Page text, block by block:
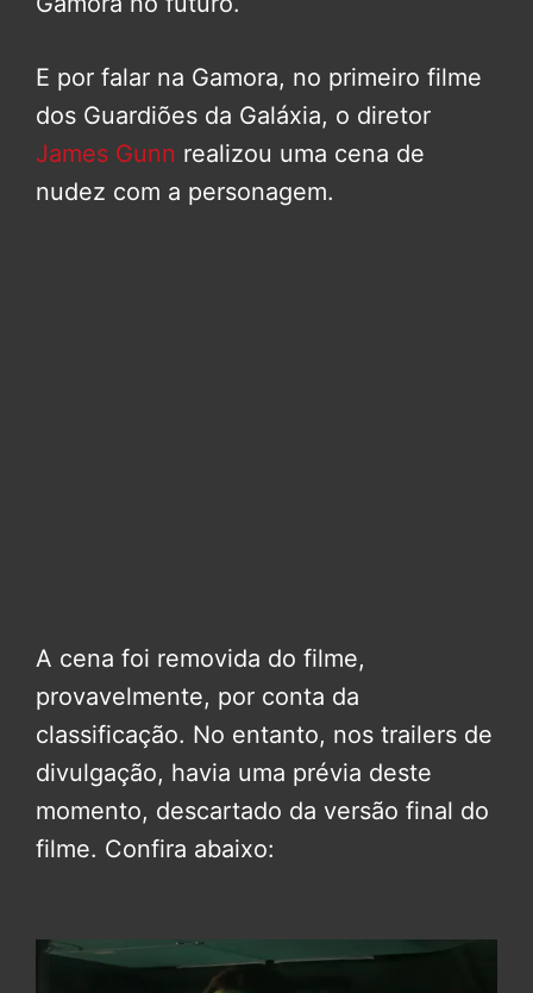
E por falar na Gamora, no primeiro filme
dos Guardiões da Galáxia, o diretor
James Gunn realizou uma cena de
nudez com a personagem.
A cena foi removida do filme,
provavelmente, por conta da
classificação. No entanto, nos trailers de
divulgação, havia uma prévia deste
momento, descartado da versão final do
filme. Confira abaixo: